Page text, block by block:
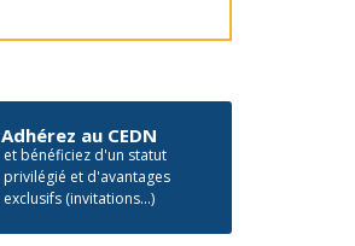
Adhérez au CEDN
et bénéficiez d'un statut
privilégié et d'avantages
exclusifs (invitations...)